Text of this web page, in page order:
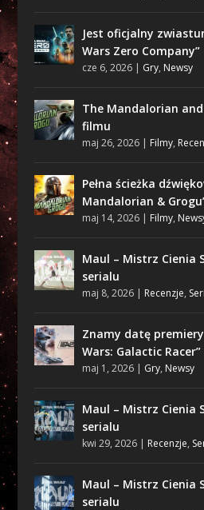
Jest oficjalny
Wars Zero Company”
cze 6, 2026| Gry, Newsy
The Mandalorian
filmu
maj 26, 2026| Filmy,
Pełna ścieżka
Mandalorian &
maj 14, 2026| Filmy,
Maul – Mistrz Cienia
serialu
maj 8, 2026| Recenzje,
Znamy datę
Wars: Galactic Racer”
maj 1, 2026| Gry, Newsy
Maul – Mistrz Cienia
serialu
kwi 29, 2026| Recenzje,
Maul – Mistrz Cienia
serialu